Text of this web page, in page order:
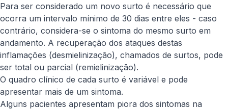
Para ser considerado um novo surto é necessário que
ocorra um intervalo mínimo de 30 dias entre eles - caso
contrário, considera-se o sintoma do mesmo surto em
andamento. A recuperação dos ataques destas
inflamações (desmielinização), chamados de surtos, pode
ser total ou parcial (remielinização).
O quadro clínico de cada surto é variável e pode
apresentar mais de um sintoma.
Alguns pacientes apresentam piora dos sintomas na